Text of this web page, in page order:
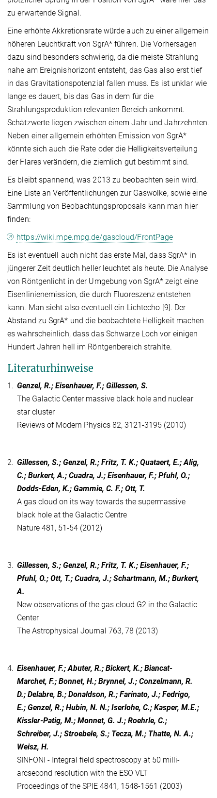
zu erwartende Signal.
Eine erhöhte Akkretionsrate würde auch zu einer allgemein
höheren Leuchtkraft von SgrA* führen. Die Vorhersagen
dazu sind besonders schwierig, da die meiste Strahlung
nahe am Ereignishorizont entsteht, das Gas also erst tief
in das Gravitationspotenzial fallen muss. Es ist unklar wie
lange es dauert, bis das Gas in dem für die
Strahlungsproduktion relevanten Bereich ankommt.
Schätzwerte liegen zwischen einem Jahr und Jahrzehnten.
Neben einer allgemein erhöhten Emission von SgrA*
könnte sich auch die Rate oder die Helligkeitsverteilung
der Flares verändern, die ziemlich gut bestimmt sind.
Es bleibt spannend, was 2013 zu beobachten sein wird.
Eine Liste an Veröffentlichungen zur Gaswolke, sowie eine
Sammlung von Beobachtungsproposals kann man hier
finden:
https://wiki.mpe.mpg.de/gascloud/FrontPage
Es ist eventuell auch nicht das erste Mal, dass SgrA* in
jüngerer Zeit deutlich heller leuchtet als heute. Die Analyse
von Röntgenlicht in der Umgebung von SgrA* zeigt eine
Eisenlinienemission, die durch Fluoreszenz entstehen
kann. Man sieht also eventuell ein Lichtecho [9]. Der
Abstand zu SgrA* und die beobachtete Helligkeit machen
es wahrscheinlich, dass das Schwarze Loch vor einigen
Hundert Jahren hell im Röntgenbereich strahlte.
Literaturhinweise
1. Genzel, R.; Eisenhauer, F.; Gillessen, S.
The Galactic Center massive black hole and nuclear
star cluster
Reviews of Modern Physics 82, 3121-3195 (2010)
2. Gillessen, S.; Genzel, R.; Fritz, T. K.; Quataert, E.; Alig,
C.; Burkert, A.; Cuadra, J.; Eisenhauer, F.; Pfuhl, O.;
Dodds-Eden, K.; Gammie, C. F.; Ott, T.
A gas cloud on its way towards the supermassive
black hole at the Galactic Centre
Nature 481, 51-54 (2012)
3. Gillessen, S.; Genzel, R.; Fritz, T. K.; Eisenhauer, F.;
Pfuhl, O.; Ott, T.; Cuadra, J.; Schartmann, M.; Burkert,
A.
New observations of the gas cloud G2 in the Galactic
Center
The Astrophysical Journal 763, 78 (2013)
4. Eisenhauer, F.; Abuter, R.; Bickert, K.; Biancat-
Marchet, F.; Bonnet, H.; Brynnel, J.; Conzelmann, R.
D.; Delabre, B.; Donaldson, R.; Farinato, J.; Fedrigo,
E.; Genzel, R.; Hubin, N. N.; Iserlohe, C.; Kasper, M.E.;
Kissler-Patig, M.; Monnet, G. J.; Roehrle, C.;
Schreiber, J.; Stroebele, S.; Tecza, M.; Thatte, N. A.;
Weisz, H.
SINFONI - Integral field spectroscopy at 50 milli-
arcsecond resolution with the ESO VLT
Proceedings of the SPIE 4841, 1548-1561 (2003)